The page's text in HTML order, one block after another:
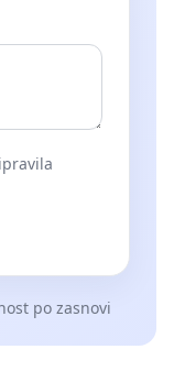
umaknitvijo
pristojne
s
pri
se lahko
po zasnovi